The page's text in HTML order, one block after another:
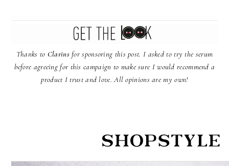
Thanks to Clarinsfor sponsoring this post. I asked to try the serum
before agreeing for this campaign to make sure I would recommend a
product I trust and love. All opinions are my own!